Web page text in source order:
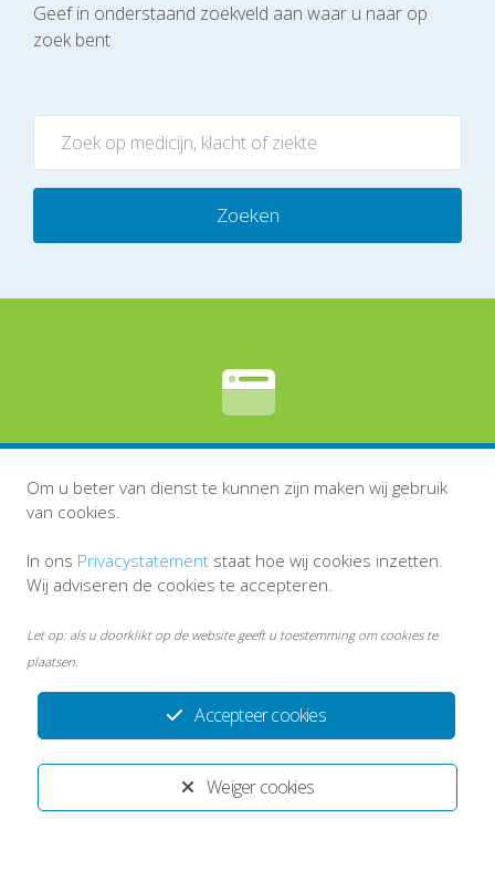
Geef in onderstaand zoekveld aan waar u naar op
zoek bent
Zoeken
Disclaimer
Persoonsgegevens en privacy
Weiger cookies
Accepteer cookies
Om u beter van dienst te kunnen zijn maken wij gebruik
van cookies.
In ons Privacystatement staat hoe wij cookies inzetten.
Wij adviseren de cookies te accepteren.
Let op: als u doorklikt op de website geeft u toestemming om cookies te
plaatsen.